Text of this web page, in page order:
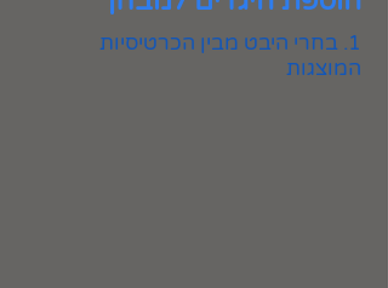
1. בחרי היבט מבין הכרטיסיות
המוצגות